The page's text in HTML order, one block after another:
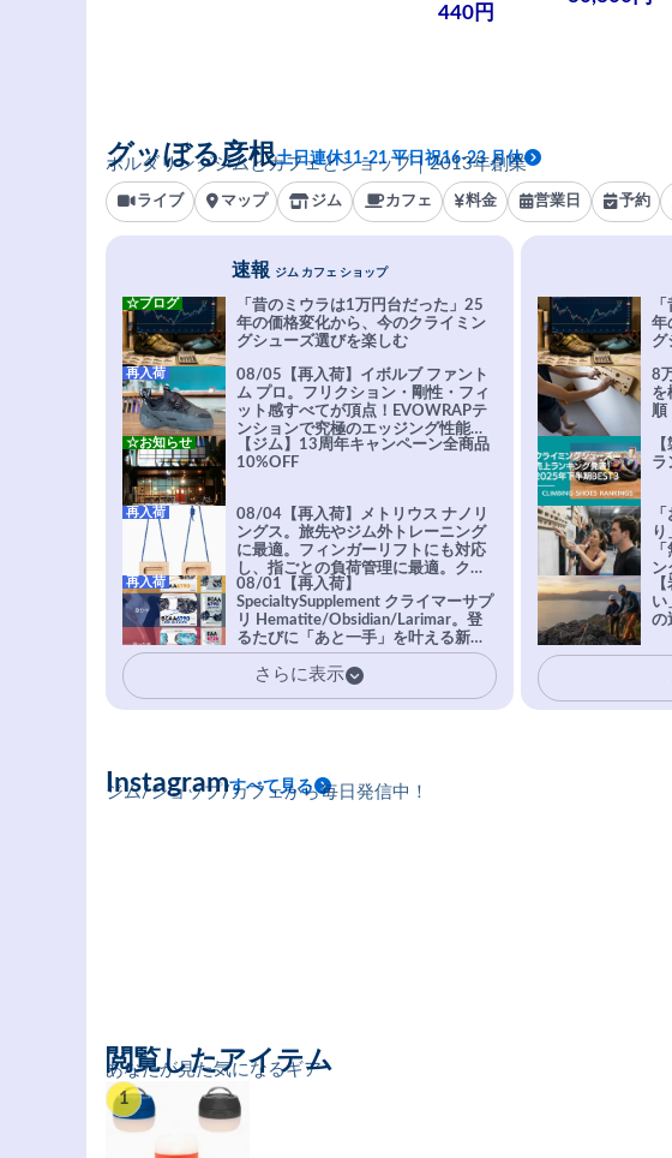
440円
ボルダリングジムとカフェとショップ｜2013年創業
グッぼる彦根土日連休11-21 平日祝16-23 月休
ライブ マップ ジム カフェ 料金 営業日 予約
速報 ジム カフェ ショップ
「昔のミウラは1万円台だった」25
年の価格変化から、今のクライミン
グシューズ選びを楽しむ
☆ブログ
08/05【再入荷】イボルブ ファント
ム プロ。フリクション・剛性・フィ
ット感すべてが頂点！EVOWRAPテ
ンションで究極のエッジング性能を
実現。進化系ラバーEvo-74はTRAX
を凌駕する粘着力で極小ホールドに
再入荷
【ジム】13周年キャンペーン全商品
10%OFF
☆お知らせ
08/04【再入荷】メトリウス ナノリ
ングス。旅先やジム外トレーニング
に最適。フィンガーリフトにも対応
し、指ごとの負荷管理に最適。クラ
イマーの指を本気で鍛えるギア。
再入荷
08/01【再入荷】
SpecialtySupplement クライマーサプ
リ Hematite/Obsidian/Larimar。登
るたびに「あと一手」を叶える新習
慣。高強度・高頻度のトレーニング
に耐えられる体を目指すクライマー
に、圧倒的支持を受ける専用設計サ
プリ。
再入荷
さらに表示
年
グ
8
を
順
ラ
ン
い
の
ジム/ショップ/カフェから毎日発信中！
Instagramすべて見る
あなたが見た気になるギア
閲覧したアイテム
1